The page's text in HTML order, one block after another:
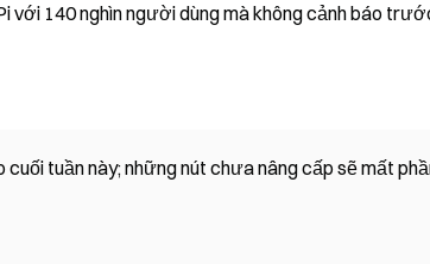
với 140 nghìn người dùng mà không cảnh báo
tuần này; những nút chưa nâng cấp sẽ mất